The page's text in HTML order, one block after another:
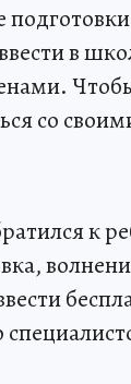
в
со
к